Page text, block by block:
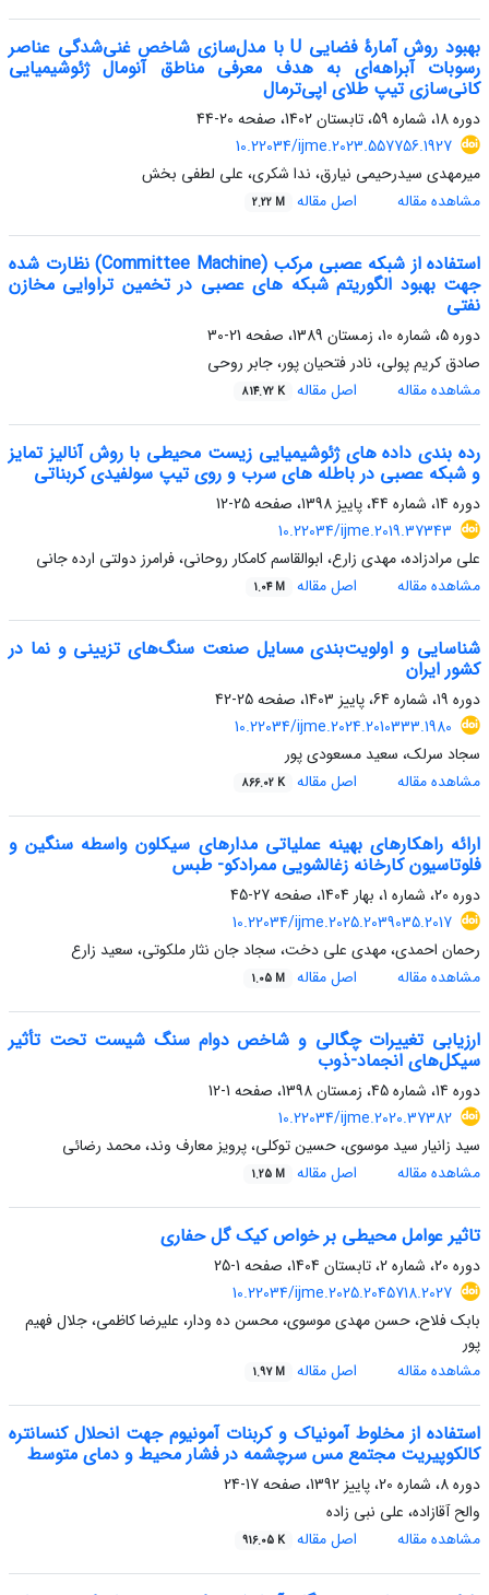
بهبود روش آمارۀ فضایی U با مدل‌سازی شاخص غنی‌شدگی عناصر
رسوبات آبراهه‌ای به هدف معرفی مناطق آنومال ژئوشیمیایی
کانی‌سازی تیپ طلای اپی‌ترمال
دوره 18، شماره 59، تابستان 1402، صفحه
20-44
10.22034/ijme.2023.557756.1927
میرمهدی سیدرحیمی نیارق، ندا شکری، علی لطفی بخش
مشاهده مقاله
اصل مقاله 2.22 M
استفاده از شبکه عصبی مرکب (Committee Machine) نظارت شده
جهت بهبود الگوریتم شبکه های عصبی در تخمین تراوایی مخازن
نفتی
دوره 5، شماره 10، زمستان 1389، صفحه
21-30
صادق کریم پولی، نادر فتحیان پور، جابر روحی
مشاهده مقاله
اصل مقاله 814.72 K
رده بندی داده های ژئوشیمیایی زیست محیطی با روش آنالیز تمایز
و شبکه عصبی در باطله های سرب و روی تیپ سولفیدی کربناتی
دوره 14، شماره 44، پاییز 1398، صفحه
25-12
10.22034/ijme.2019.37343
علی مرادزاده، مهدی زارع، ابوالقاسم کامکار روحانی، فرامرز دولتی ارده جانی
مشاهده مقاله
اصل مقاله 1.04 M
شناسایی و اولویت‌بندی مسایل صنعت سنگ‌های تزیینی و نما در
کشور ایران
دوره 19، شماره 64، پاییز 1403، صفحه
25-42
10.22034/ijme.2024.2010333.1980
سجاد سرلک، سعید مسعودی پور
مشاهده مقاله
اصل مقاله 866.02 K
ارائه راهکارهای بهینه عملیاتی مدارهای سیکلون واسطه سنگین و
فلوتاسیون کارخانه زغالشویی ممرادکو- طبس
دوره 20، شماره 1، بهار 1404، صفحه
27-45
10.22034/ijme.2025.2039035.2017
رحمان احمدی، مهدی علی دخت، سجاد جان نثار ملکوتی، سعید زارع
مشاهده مقاله
اصل مقاله 1.05 M
ارزیابی تغییرات چگالی و شاخص دوام سنگ شیست تحت تأثیر
سیکل‌های انجماد-ذوب
دوره 14، شماره 45، زمستان 1398، صفحه
1-12
10.22034/ijme.2020.37382
سید زانیار سید موسوی، حسین توکلی، پرویز معارف وند، محمد رضائی
مشاهده مقاله
اصل مقاله 1.25 M
تاثیر عوامل محیطی بر خواص کیک گل حفاری
دوره 20، شماره 2، تابستان 1404، صفحه
1-25
10.22034/ijme.2025.2045718.2027
بابک فلاح، حسن مهدی موسوی، محسن ده ودار، علیرضا کاظمی، جلال فهیم
پور
مشاهده مقاله
اصل مقاله 1.97 M
استفاده از مخلوط آمونیاک و کربنات آمونیوم جهت انحلال کنسانتره
کالکوپیریت مجتمع مس سرچشمه در فشار محیط و دمای متوسط
دوره 8، شماره 20، پاییز 1392، صفحه
17-24
والح آقازاده، علی نبی زاده
مشاهده مقاله
اصل مقاله 916.05 K